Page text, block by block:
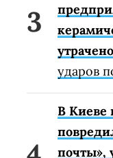
утрачено
ударов
В Киеве
почты»,